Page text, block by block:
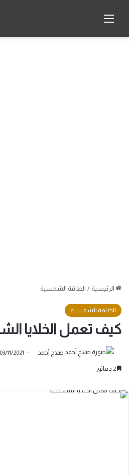
القائمة
الرئيسية / الطاقة الشمسية
الطاقة الشمسية
كيف تعمل الخلايا
صلاح أحمد 03/11/2021